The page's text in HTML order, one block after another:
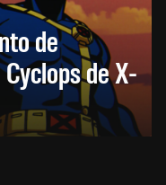
de
de X-